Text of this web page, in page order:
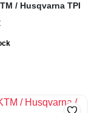
/ Husqvarna TPI